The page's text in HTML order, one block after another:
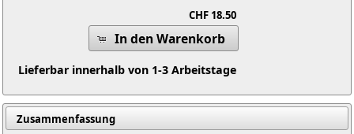
CHF 18.50
In den Warenkorb
Lieferbar innerhalb von 1-3 Arbeitstage
Zusammenfassung